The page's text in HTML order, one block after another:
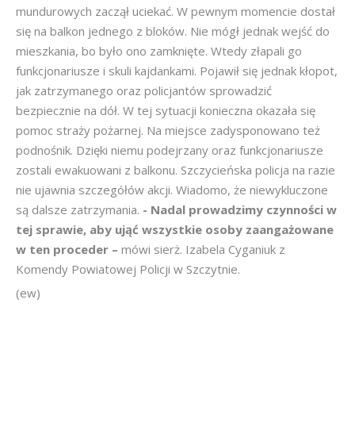
mundurowych zaczął uciekać. W pewnym momencie dostał
się na balkon jednego z bloków. Nie mógł jednak wejść do
mieszkania, bo było ono zamknięte. Wtedy złapali go
funkcjonariusze i skuli kajdankami. Pojawił się jednak kłopot,
jak zatrzymanego oraz policjantów sprowadzić
bezpiecznie na dół. W tej sytuacji konieczna okazała się
pomoc straży pożarnej. Na miejsce zadysponowano też
podnośnik. Dzięki niemu podejrzany oraz funkcjonariusze
zostali ewakuowani z balkonu. Szczycieńska policja na razie
nie ujawnia szczegółów akcji. Wiadomo, że niewykluczone
są dalsze zatrzymania. - Nadal prowadzimy czynności w
tej sprawie, aby ująć wszystkie osoby zaangażowane
w ten proceder – mówi sierż. Izabela Cyganiuk z
Komendy Powiatowej Policji w Szczytnie.
(ew)